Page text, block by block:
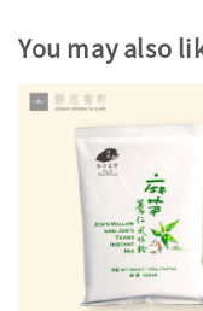
You may also